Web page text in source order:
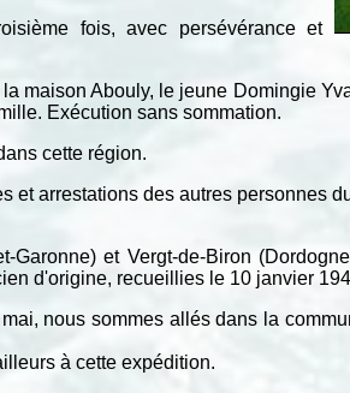
fois, avec persévérance et
maison Abouly, le jeune Domingie
Exécution sans sommation.
cette région.
et arrestations des autres personnes
Garonne) et Vergt-de-Biron
d'origine, recueillies le 10 janvier
nous sommes allés dans la
à cette expédition.